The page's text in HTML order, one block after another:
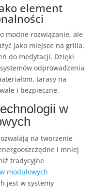
element
modne rozwiązanie, ale
jako miejsce na grilla,
do medytacji. Dzięki
odprowadzenia
tarasy na
i bezpieczne.
w
na tworzenie
i mniej
tradycyjne
modułowych
jest w systemy